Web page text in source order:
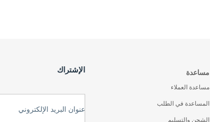
مساعدة
مساعدة العملاء
المساعدة في الطلب
الشحن والتسليم
الإشتراك
عنوان البريد الإلكتروني